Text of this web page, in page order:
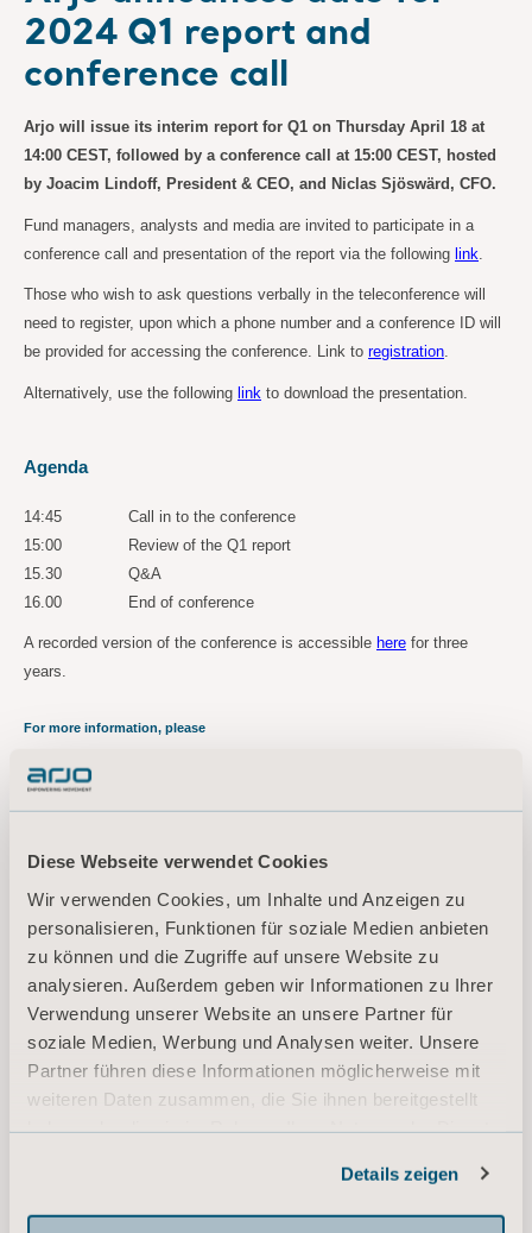
Diese Webseite verwendet Cookies
Wir verwenden Cookies, um Inhalte und Anzeigen zu
personalisieren, Funktionen für soziale Medien anbieten
zu können und die Zugriffe auf unsere Website zu
analysieren. Außerdem geben wir Informationen zu Ihrer
Verwendung unserer Website an unsere Partner für
soziale Medien, Werbung und Analysen weiter. Unsere
Partner führen diese Informationen möglicherweise mit
weiteren Daten zusammen, die Sie ihnen bereitgestellt
Details zeigen
2024 Q1 report and
conference call
Arjo will issue its interim report for Q1 on Thursday April 18 at
14:00 CEST, followed by a conference call at 15:00 CEST, hosted
by Joacim Lindoff, President & CEO, and Niclas Sjöswärd, CFO.
Fund managers, analysts and media are invited to participate in a
conference call and presentation of the report via the following link
Those who wish to ask questions verbally in the teleconference will
need to register, upon which a phone number and a conference ID will
be provided for accessing the conference. Link to registration.
Alternatively, use the following link to download the presentation.
Agenda
14:45
Call in to the conference
15:00
Review of the Q1 report
15.30
Q&A
16.00
End of conference
A recorded version of the conference is accessible here for three
years.
For more information, please
Email:
maria.nilsson@arjo.com
Sara Ehinger, VP Investor Relations & Corporate Communications
Tel: +46 723 597 794
Email:sara.ehinger@arjo.com
About Arjo
At Arjo, we believe that empowering movement within healthcare environments is
essential to quality care. Our products and solutions are designed to promote a safe
disinfection, diagnostics, and the prevention of pressure injuries and venous
thromboembolism. With more than 6,500 people worldwide and over 65 years caring
outcomes for people facing mobility challenges.